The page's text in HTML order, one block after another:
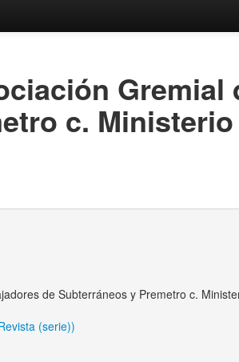
Gremial
c.
de Subterráneos y Premetro c.
(serie))